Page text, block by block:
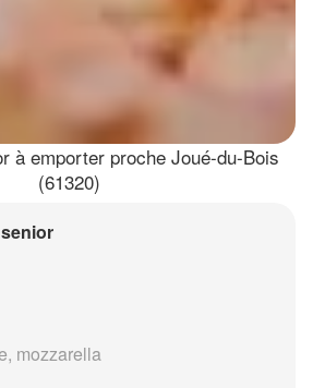
à emporter proche Joué-du-Bois
(61320)
mozzarella